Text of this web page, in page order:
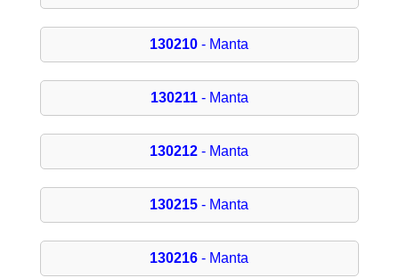
130210 - Manta
130211- Manta
130212 - Manta
130215 - Manta
130216 - Manta